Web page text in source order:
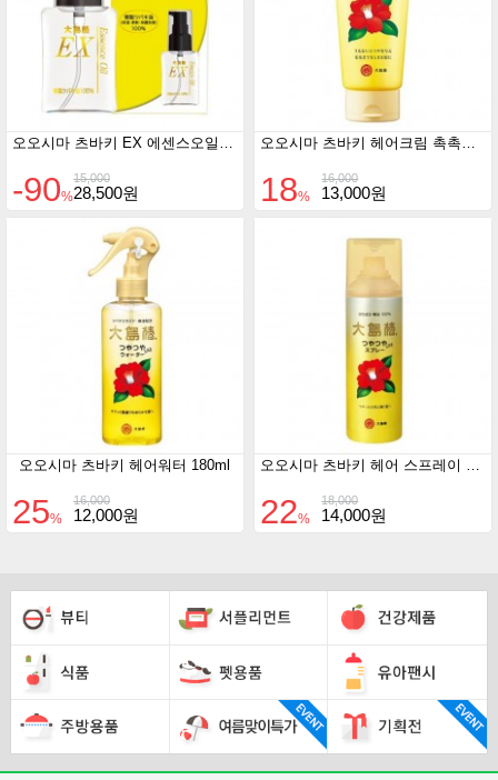
15,000
-90%28,500원
16,000
18% 13,000원
오오시마 츠바키 헤어워터 180ml
16,000
25% 12,000원
오오시마 츠바키 헤어 스프레이 140g
18,000
22% 14,000원